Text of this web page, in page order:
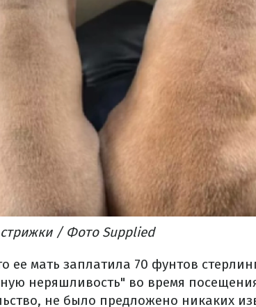
/ Фото Supplied
ее мать заплатила 70 фунтов
неряшливость" во время
не было предложено никаких